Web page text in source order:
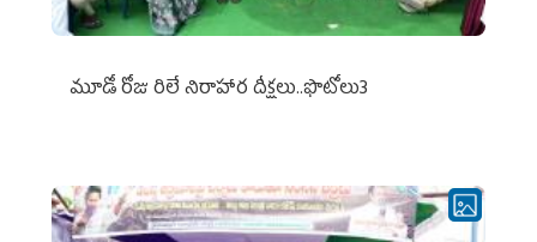
మూడో రోజు రిలే నిరాహార దీక్షలు..ఫొటోలు3